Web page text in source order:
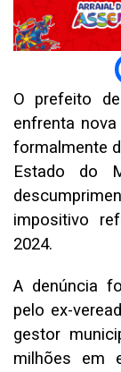
O prefeito
enfrenta
formalmente
Estado do
impositivo
2024.
A denúncia
pelo ex-
gestor
milhões em